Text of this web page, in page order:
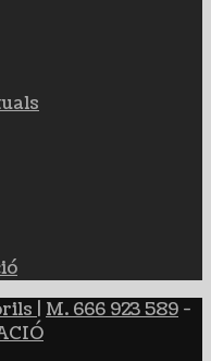
M. 666 923 589 -